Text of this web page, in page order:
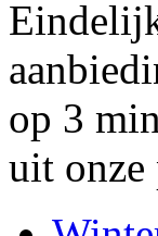
op 3
uit onze